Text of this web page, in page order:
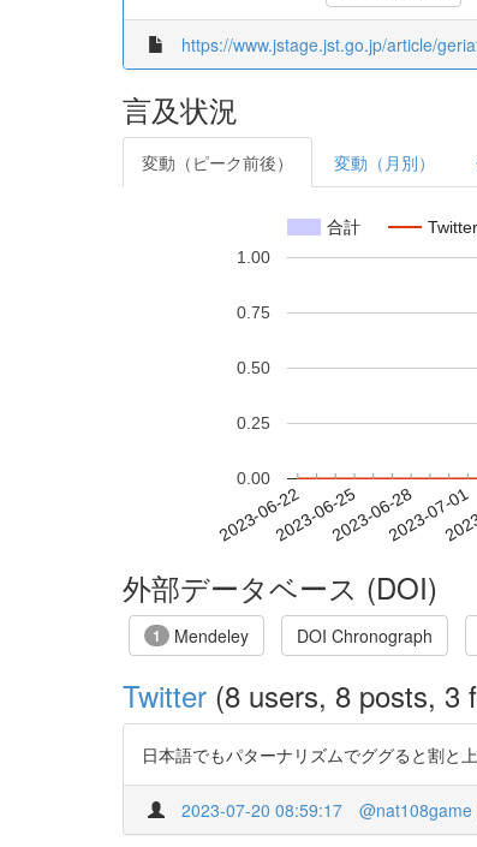
https://www.jstage.jst.go.jp/article/
言及状況
変動（ピーク前後） 変動（月別）
合計
2023-06-222023-06-252023-06-282023-07-01
0.00
0.25
0.50
0.75
1.00
外部データベース (DOI)
1 Mendeley DOI Chronograph
Twitter (8 users, 8 posts, 3
日本語でもパターナリズムでググると割と
2023-07-20 08:59:17 @nat108game